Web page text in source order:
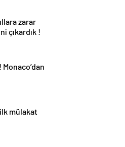
zarar
çıkardık !
mülakat